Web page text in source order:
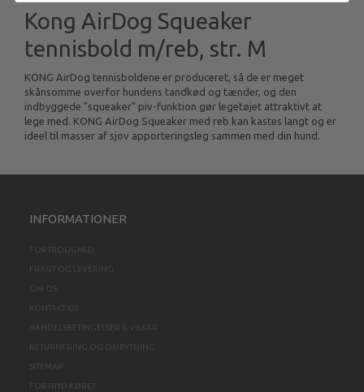
Kong AirDog Squeaker
tennisbold m/reb, str. M
KONG AirDog tennisboldene er produceret, så de er meget
skånsomme overfor hundens tandkød og tænder, og den
indbyggede "squeaker" piv-funktion gør legetøjet attraktivt at
lege med. KONG AirDog Squeaker med reb kan kastes langt og er
ideel til masser af sjov apporteringsleg sammen med din hund.
INFORMATIONER
FORTROLIGHED
FRAGT OG LEVERING
OM OS
KONTAKT OS
HANDELSBETINGELSER & VILKÅR
RETURNERING OG OMBYTNING
SITEMAP
FORTRYD KØBET